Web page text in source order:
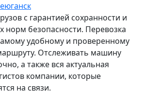
с гарантией сохранности и
норм безопасности. Перевозка
удобному и проверенному
Отслеживать машину
а также вся актуальная
компании, которые
на связи.